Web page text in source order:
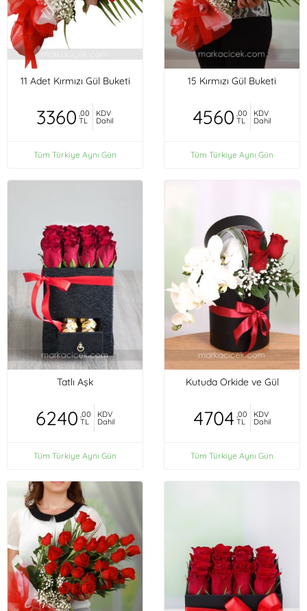
11 Adet Kırmızı Gül Buketi
3360 ,00
TL
KDV
Dahil
Tüm Türkiye Aynı Gün
15 Kırmızı Gül Buketi
4560 ,00
TL
KDV
Dahil
Tüm Türkiye Aynı Gün
Tatlı Aşk
6240 ,00
TL
KDV
Dahil
Tüm Türkiye Aynı Gün
Kutuda Orkide ve Gül
4704 ,00
TL
KDV
Dahil
Tüm Türkiye Aynı Gün